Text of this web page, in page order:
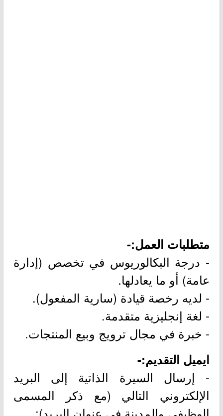
متطلبات العمل:-
- درجة البكالوريوس في تخصص (إدارة
عامة) أو ما يعادلها.
- لديه رخصة قيادة (سارية المفعول).
- لغة إنجليزية متقدمة.
- خبرة في مجال ترويج وبيع المنتجات.
ايميل التقديم:-
- إرسال السيرة الذاتية إلى البريد
الإلكتروني التالي (مع ذكر المسمى